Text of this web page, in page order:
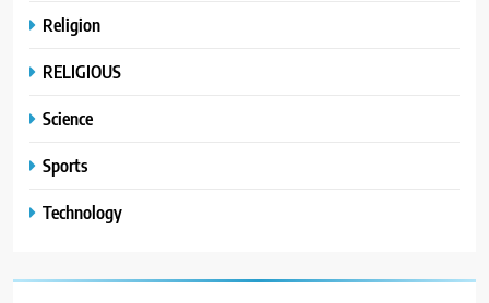
Religion
RELIGIOUS
Science
Sports
Technology